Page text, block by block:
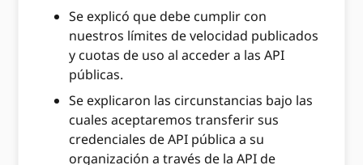
Se explicó que debe cumplir con
nuestros límites de velocidad publicados
y cuotas de uso al acceder a las API
públicas.
Se explicaron las circunstancias bajo las
cuales aceptaremos transferir sus
credenciales de API pública a su
organización a través de la API de